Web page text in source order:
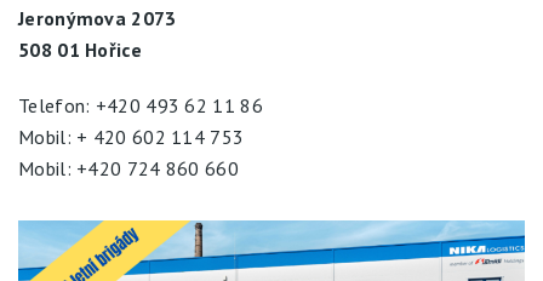
Jeronýmova 2073
508 01 Hořice
Telefon: +420 493 62 11 86
Mobil: + 420 602 114 753
Mobil: +420 724 860 660